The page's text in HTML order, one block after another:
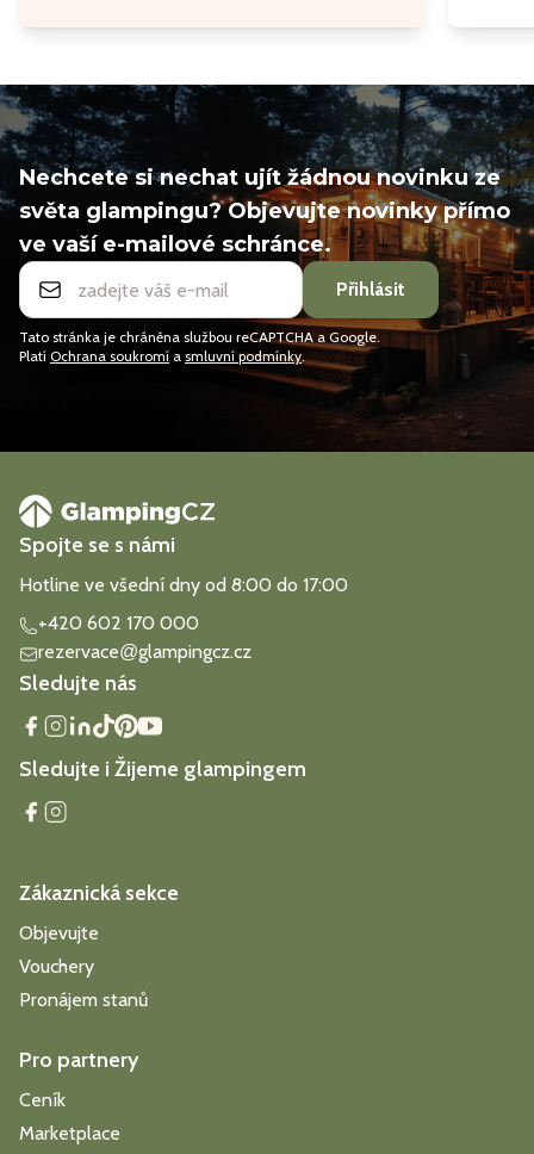
Nechcete si nechat ujít žádnou novinku ze
světa glampingu? Objevujte novinky přímo
ve vaší e-mailové schránce.
Přihlásit
Tato stránka je chráněna službou reCAPTCHA a Google.
Platí Ochrana soukromí a smluvní podmínky.
Spojte se s námi
Hotline ve všední dny od 8:00 do 17:00
+420 602 170 000
rezervace@glampingcz.cz
Sledujte nás
Sledujte i Žijeme glampingem
Zákaznická sekce
Objevujte
Vouchery
Pronájem stanů
Pro partnery
Ceník
Marketplace